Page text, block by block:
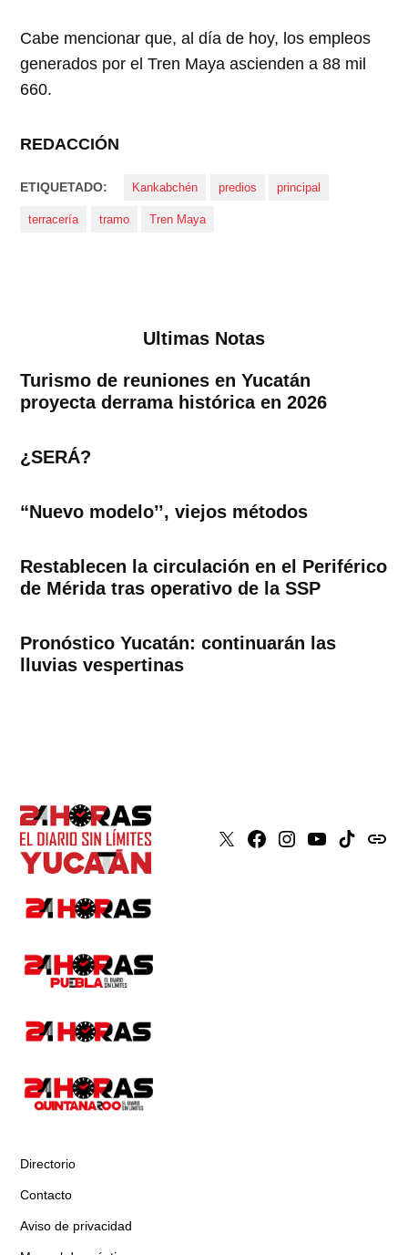
Cabe mencionar que, al día de hoy, los empleos
generados por el Tren Maya ascienden a 88 mil
660.
REDACCIÓN
ETIQUETADO: Kankabchén predios principal
terracería tramo Tren Maya
Ultimas Notas
Turismo de reuniones en Yucatán
proyecta derrama histórica en 2026
¿SERÁ?
“Nuevo modelo’’, viejos métodos
Restablecen la circulación en el Periférico
de Mérida tras operativo de la SSP
Pronóstico Yucatán: continuarán las
lluvias vespertinas
X Faceboook
Instagram
YoutubeTiktokissuu
Directorio
Contacto
Aviso de privacidad